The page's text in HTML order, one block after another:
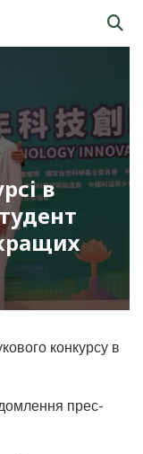
в
конкурсу в
прес-